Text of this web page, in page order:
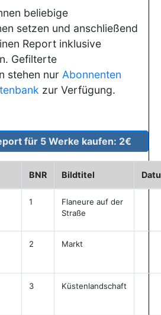
beliebige
setzen und anschließend
Report inklusive
Gefilterte
stehen nur Abonnenten
zur Verfügung.
BNR Bildtitel
1
Flaneure auf der
Straße
2 Markt
3 Küstenlandschaft